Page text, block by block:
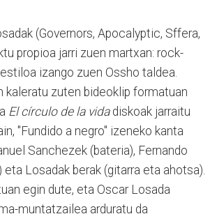
(Governors, Apocalyptic, Sffera,
propioa jarri zuen martxan: rock-
izango zuen Ossho taldea.
kaleratu zuten bideoklip formatuan
El círculo de la vidadiskoak jarraitu
"Fundido a negro" izeneko kanta
Sanchezek (bateria), Fernando
eta Losadak berak (gitarra eta ahotsa).
egin dute, eta Oscar Losada
muntatzailea arduratu da